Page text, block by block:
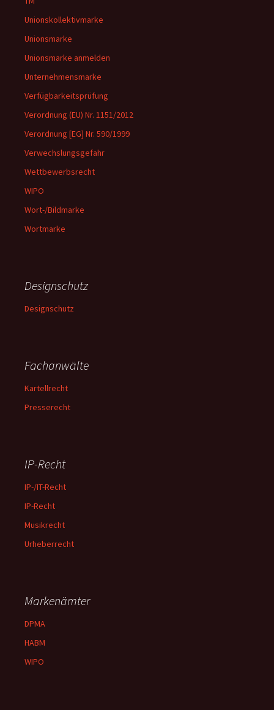
Unionskollektivmarke
Unionsmarke
Unionsmarke anmelden
Unternehmensmarke
Verfügbarkeitsprüfung
Verordnung (EU) Nr. 1151/2012
Verordnung [EG] Nr. 590/1999
Verwechslungsgefahr
Wettbewerbsrecht
WIPO
Wort-/Bildmarke
Wortmarke
Designschutz
Designschutz
Fachanwälte
Kartellrecht
Presserecht
IP-Recht
IP-/IT-Recht
IP-Recht
Musikrecht
Urheberrecht
Markenämter
DPMA
HABM
WIPO